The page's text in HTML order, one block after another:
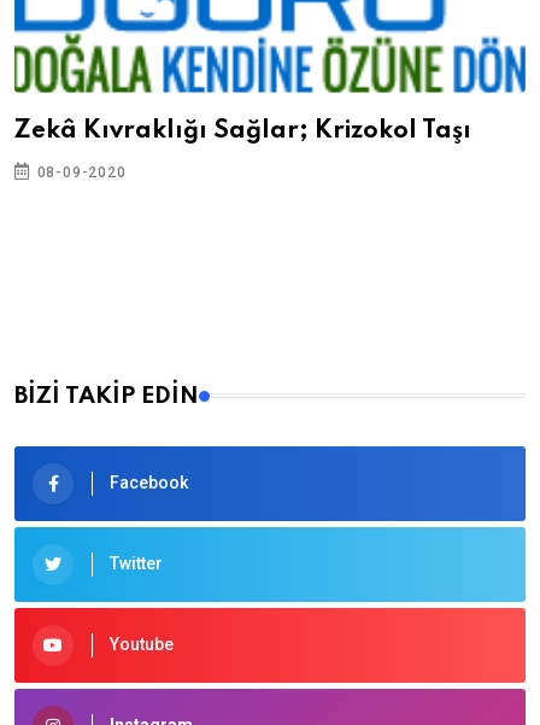
Zekâ Kıvraklığı Sağlar; Krizokol Taşı
08-09-2020
BİZİ TAKİP EDİN
Facebook
Twitter
Youtube